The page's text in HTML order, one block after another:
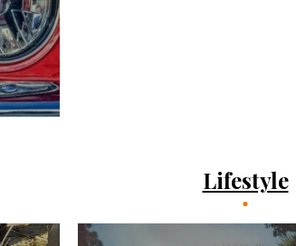
Lifestyle